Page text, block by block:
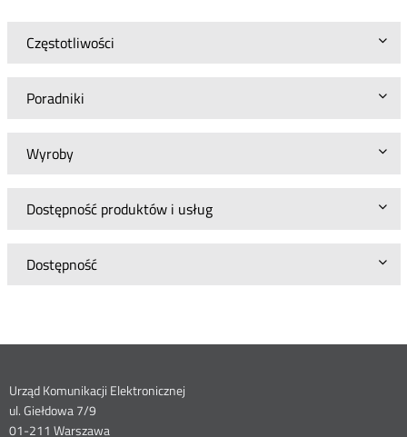
Częstotliwości
Poradniki
Wyroby
Dostępność produktów i usług
Dostępność
Dane
Urząd Komunikacji Elektronicznej
ul. Giełdowa 7/9
01-211 Warszawa